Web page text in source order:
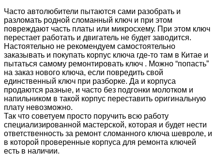
Часто автолюбители пытаются сами разобрать и
разломать родной сломанный ключ и при этом
повреждают часть платы или микросхему. При этом ключ
перестает работать и двигатель не будет заводится.
Настоятельно не рекомендуем самостоятельно
заказывать и покупать корпус ключа где-то там в Китае и
пытаться самому ремонтировать ключ . Можно “попасть”
на заказ нового ключа, если повредить свой
единственный ключ при разборке. Да и корпуса
продаются разные, и часто без подгонки молотком и
напильником в такой корпус переставить оригинальную
плату невозможно.
Так что советуем просто поручить всю работу
специализированной мастерской, которая и будет нести
ответственность за ремонт сломанного ключа шевроле, и
в которой проверенные корпуса для ремонта ключей
есть в наличии.